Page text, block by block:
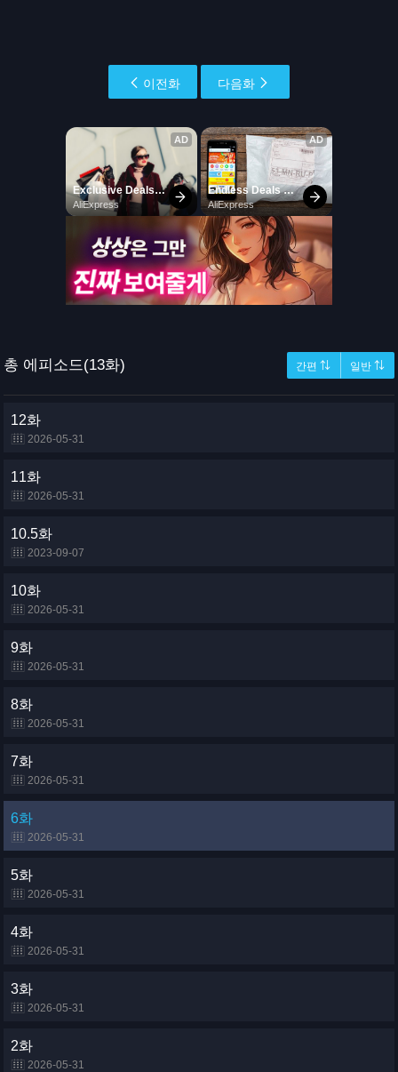
이전화 다음화
총 에피소드(13화) 간편 ⇅ 일반 ⇅
12화
2026-05-31
11화
2026-05-31
10.5화
2023-09-07
10화
2026-05-31
9화
2026-05-31
8화
2026-05-31
7화
2026-05-31
6화
2026-05-31
5화
2026-05-31
4화
2026-05-31
3화
2026-05-31
2화
2026-05-31